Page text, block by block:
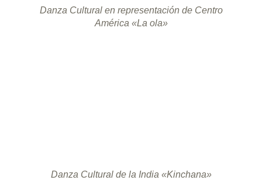
Danza Cultural en representación de Centro
América «La ola»
Danza Cultural de la India «Kinchana»